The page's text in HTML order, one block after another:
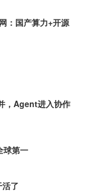
：国产算力+开源
，Agent进入协作
球第一
了